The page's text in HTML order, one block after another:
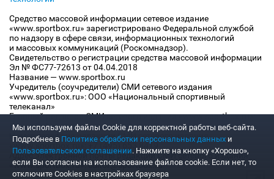
Средство массовой информации сетевое издание
«www.sportbox.ru» зарегистрировано Федеральной службой
по надзору в сфере связи, информационных технологий
и массовых коммуникаций (Роскомнадзор).
Свидетельство о регистрации средства массовой информации
Эл № ФС77-72613 от 04.04.2018
Название — www.sportbox.ru
Учредитель (соучредители) СМИ сетевого издания
«www.sportbox.ru»: ООО «Национальный спортивный
телеканал»
Главный редактор СМИ сетевого издания «www.sportbox.ru»:
Конов В.А.
Номер телефона редакции СМИ сетевого издания
«www.sportbox.ru»: +7 (495) 653 8419
Адрес электронной почты редакции СМИ сетевого издания
«www.sportbox.ru»: editor@sportbox.ru
Мы используем файлы Сookie для корректной работы веб-сайта.
Подробнее в Политике обработки персональных данных и
Пользовательском соглашении. Нажмите на кнопку «Хорошо»,
если Вы согласны на использование файлов cookie. Если нет, то
отключите Cookies в настройках браузера